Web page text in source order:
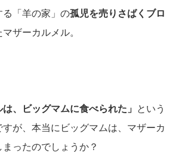
る「羊の家」の孤児を売りさばくブロ
ザーカルメル。
は、ビッグマムに食べられた」
という
が、本当にビッグマムは、マザーカ
ったのでしょうか？